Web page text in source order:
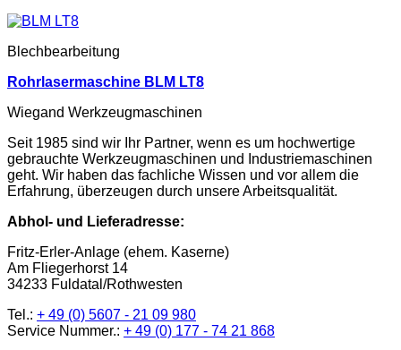
Blechbearbeitung
Rohrlasermaschine BLM LT8
Wiegand Werkzeugmaschinen
Seit 1985 sind wir Ihr Partner, wenn es um hochwertige
gebrauchte Werkzeugmaschinen und Industriemaschinen
geht. Wir haben das fachliche Wissen und vor allem die
Erfahrung, überzeugen durch unsere Arbeitsqualität.
Abhol- und Lieferadresse:
Fritz-Erler-Anlage (ehem. Kaserne)
Am Fliegerhorst 14
34233 Fuldatal/Rothwesten
Tel.: + 49 (0) 5607 - 21 09 980
Service Nummer.: + 49 (0) 177 - 74 21 868